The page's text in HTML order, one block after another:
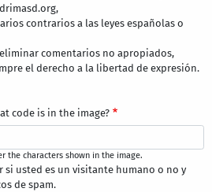
contrarios a las leyes españolas o
comentarios no apropiados,
el derecho a la libertad de expresión.
code is in the image?
the characters shown in the image.
si usted es un visitante humano o no y
de spam.